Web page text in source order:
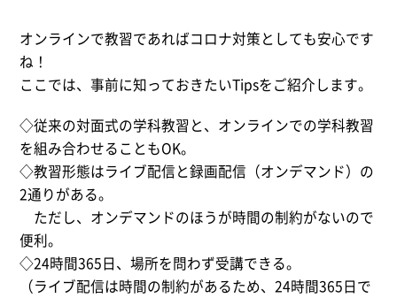
オンラインで教習であればコロナ対策としても安心です
ね！
ここでは、事前に知っておきたいTipsをご紹介します。
◇従来の対面式の学科教習と、オンラインでの学科教習
を組み合わせることもOK。
◇教習形態はライブ配信と録画配信（オンデマンド）の
2通りがある。
ただし、オンデマンドのほうが時間の制約がないので
便利。
◇24時間365日、場所を問わず受講できる。
（ライブ配信は時間の制約があるため、24時間365日で